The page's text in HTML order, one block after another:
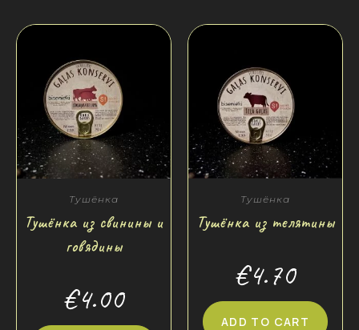
Тушёнка
Тушёнка из свинины и
говядины
€4.00
Тушёнка
Тушёнка из телятины
€4.70
ADD TO CART